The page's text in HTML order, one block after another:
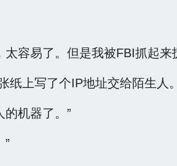
容易了。但是我被FBI抓起来
纸上写了个IP地址交给陌生人。
的机器了。”
”